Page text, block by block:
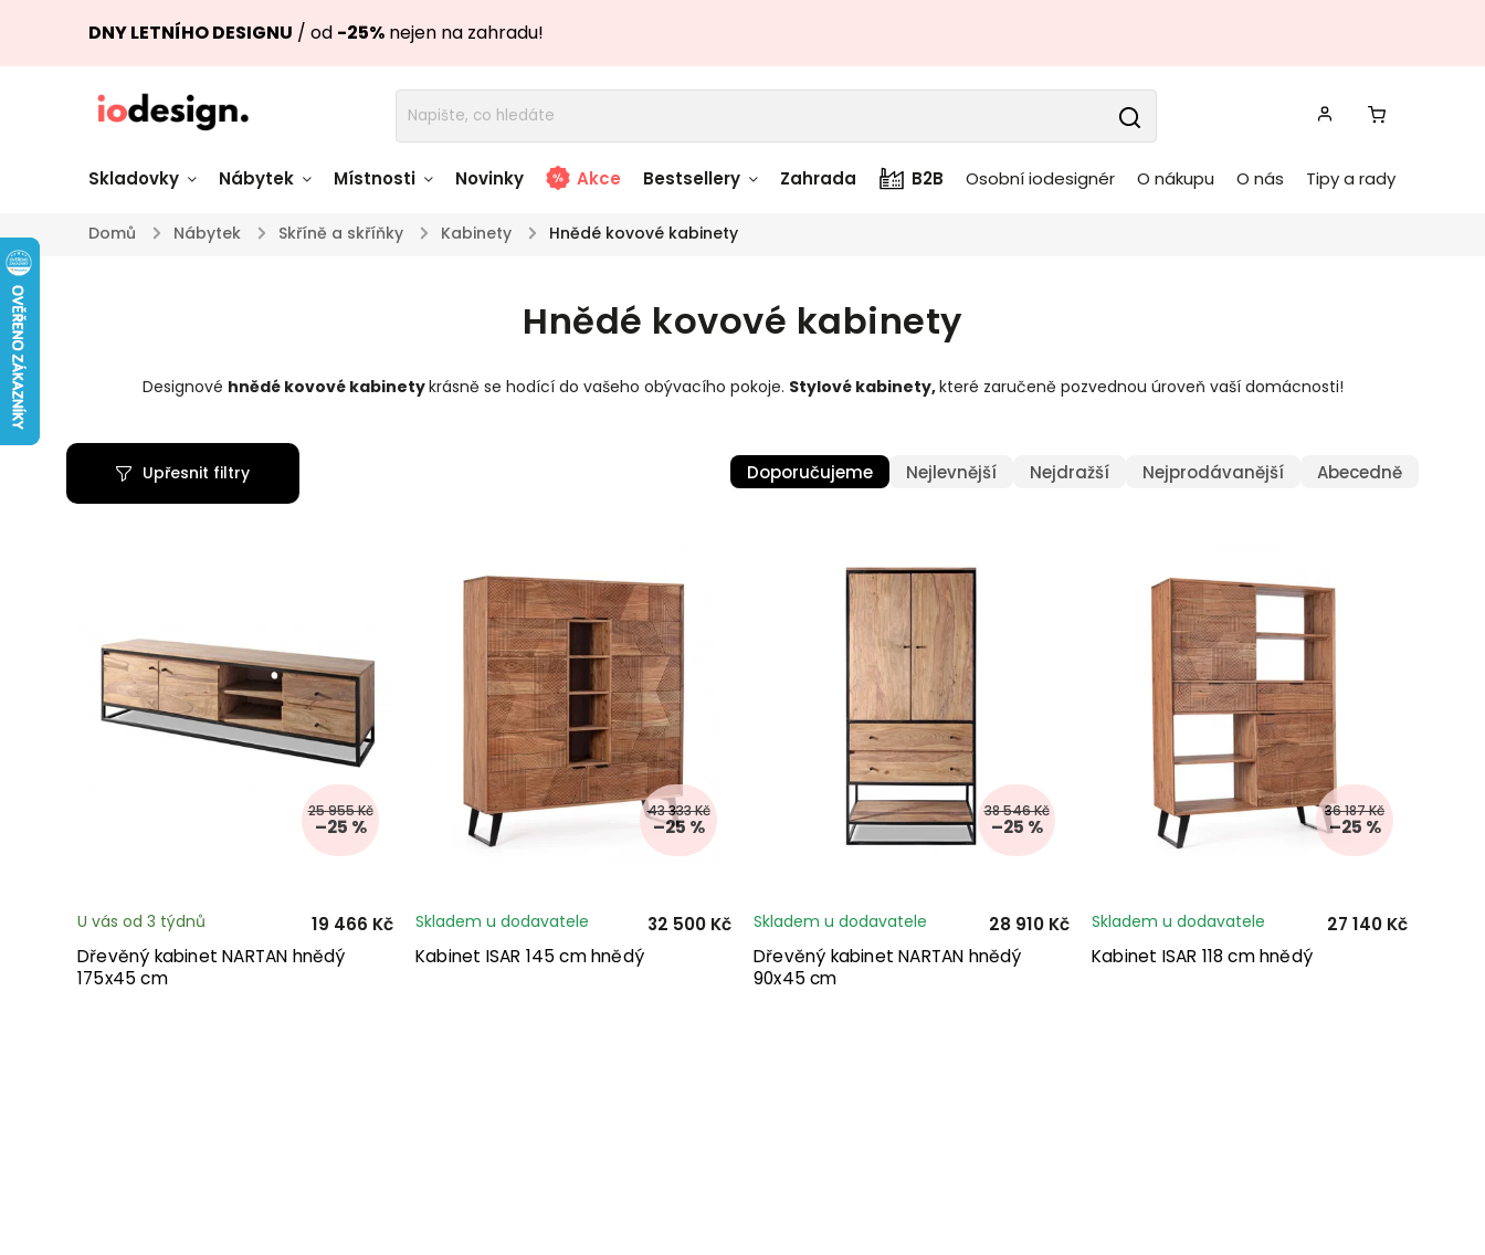
DNY LETNÍHO DESIGNU / od -25% nejen na zahradu!
Skladovky
Židle skladem Stoly skladem Stolky skladem
Úložné prostory
Zahradní nábytek
skladem
Světla skladem
Doplňky a
Textílie skladem
Nádobí skladem
Nábytek Místnosti Novinky Akce Bestsellery Zahrada B2B Osobní iodesignér O nákupu O nás Tipy a rady
Domů / Nábytek / Skříně a skříňky / Kabinety / Hnědé kovové kabinety
Hnědé kovové kabinety
Designové hnědé kovové kabinetykrásně se hodící do vašeho obývacího pokoje. Stylové kabinety,které zaručeně pozvednou úroveň vaší domácnosti!
Doporučujeme Nejlevnější Nejdražší Nejprodávanější Abecedně
Upřesnit filtry
25 955 Kč
–25 %
Dřevěný kabinet NARTAN hnědý
175x45 cm
U vás od 3 týdnů 19 466 Kč
43 333 Kč
–25 %
Kabinet ISAR 145 cm hnědý
Skladem u dodavatele 32 500 Kč
38 546 Kč
–25 %
Dřevěný kabinet NARTAN hnědý
90x45 cm
Skladem u dodavatele 28 910 Kč
36 187 Kč
–25 %
Kabinet ISAR 118 cm hnědý
Skladem u dodavatele 27 140 Kč